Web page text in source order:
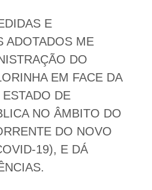
E
ADOTADOS ME
DO
EM FACE DA
DE
NO ÂMBITO DO
DO NOVO
19), E DÁ